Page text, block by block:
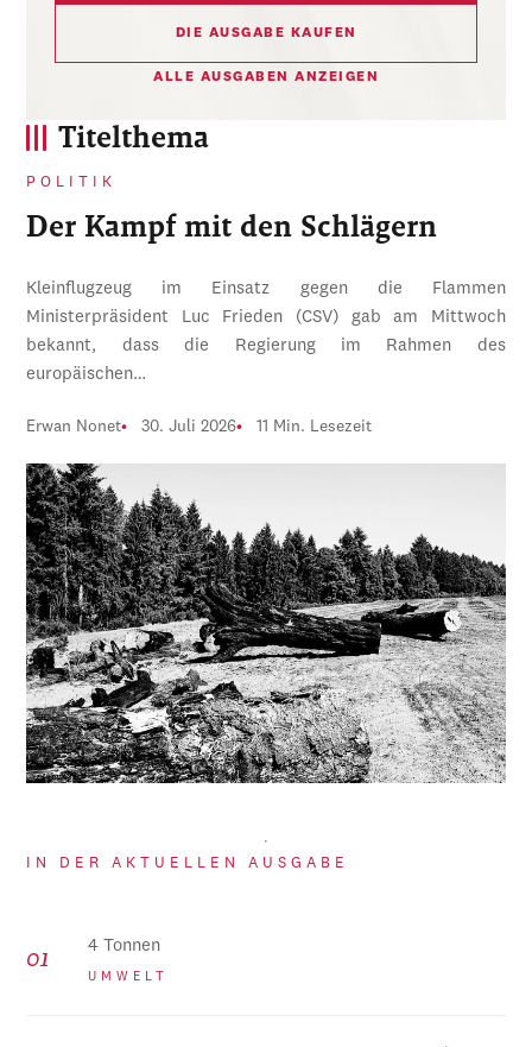
Titelthema
POLITIK
Der Kampf mit den Schlägern
Kleinflugzeug im Einsatz gegen die Flammen
Ministerpräsident Luc Frieden (CSV) gab am Mittwoch
bekannt, dass die Regierung im Rahmen des
europäischen…
Erwan Nonet 30. Juli 2026 11 Min. Lesezeit
IN DER AKTUELLEN AUSGABE
4 Tonnen
UMWELT
DIE AUSGABE KAUFEN
ALLE AUSGABEN ANZEIGEN